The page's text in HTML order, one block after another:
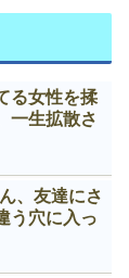
る女性を揉
一生拡散さ
、友達にさ
う穴に入っ